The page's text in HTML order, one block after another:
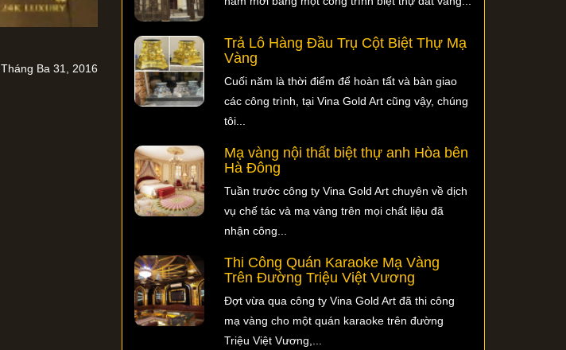
Tháng Ba 31, 2016
Trả Lô Hàng Đầu Trụ Cột Biệt Thự Mạ
Vàng
Cuối năm là thời điểm để hoàn tất và bàn giao
các công trình, tại Vina Gold Art cũng vậy, chúng
tôi...
Mạ vàng nội thất biệt thự anh Hòa bên
Hà Đông
Tuần trước công ty Vina Gold Art chuyên về dịch
vụ chế tác và mạ vàng trên mọi chất liệu đã
nhận công...
Thi Công Quán Karaoke Mạ Vàng
Trên Đường Triệu Việt Vương
Đợt vừa qua công ty Vina Gold Art đã thi công
mạ vàng cho một quán karaoke trên đường
Triệu Việt Vương,...